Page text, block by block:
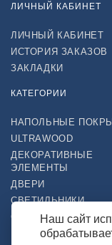
Наш сайт
ЛИЧНЫЙ КАБИНЕТ
ЛИЧНЫЙ КАБИНЕТ
ИСТОРИЯ ЗАКАЗОВ
ЗАКЛАДКИ
КАТЕГОРИИ
НАПОЛЬНЫЕ
ULTRAWOOD
ДЕКОРАТИВНЫЕ
ЭЛЕМЕНТЫ
ДВЕРИ
СВЕТИЛЬНИКИ
СТРОЙТОВАРЫ
НАШ МАГАЗИН В